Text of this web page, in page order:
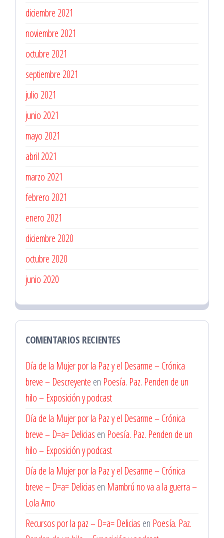
diciembre 2021
noviembre 2021
octubre 2021
septiembre 2021
julio 2021
junio 2021
mayo 2021
abril 2021
marzo 2021
febrero 2021
enero 2021
diciembre 2020
octubre 2020
junio 2020
COMENTARIOS RECIENTES
Día de la Mujer por la Paz y el Desarme – Crónica
breve – Descreyente en Poesía. Paz. Penden de un
hilo – Exposición y podcast
Día de la Mujer por la Paz y el Desarme – Crónica
breve – D=a= Delicias en Poesía. Paz. Penden de un
hilo – Exposición y podcast
Día de la Mujer por la Paz y el Desarme – Crónica
breve – D=a= Delicias en Mambrú no va a la guerra –
Lola Amo
Recursos por la paz – D=a= Delicias en Poesía. Paz.